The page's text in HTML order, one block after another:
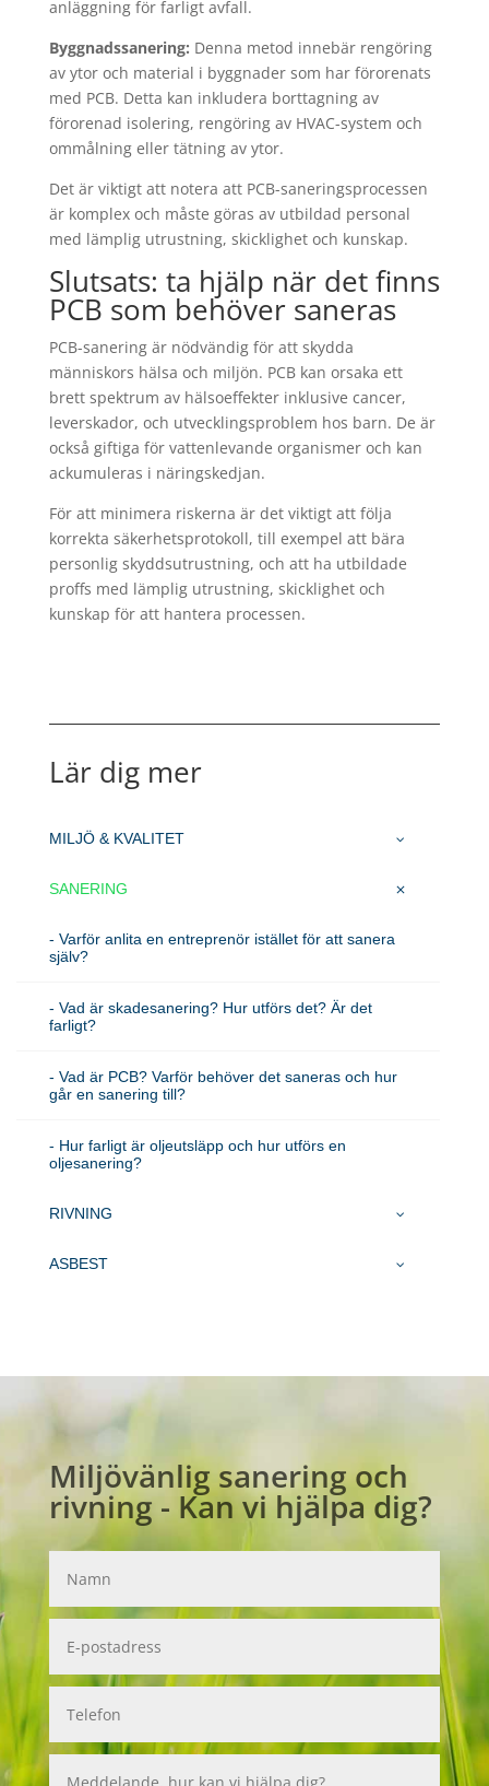
anläggning för farligt avfall.
Byggnadssanering: Denna metod innebär rengöring
av ytor och material i byggnader som har förorenats
med PCB. Detta kan inkludera borttagning av
förorenad isolering, rengöring av HVAC-system och
ommålning eller tätning av ytor.
Det är viktigt att notera att PCB-saneringsprocessen
är komplex och måste göras av utbildad personal
med lämplig utrustning, skicklighet och kunskap.
Slutsats: ta hjälp när det finns
PCB som behöver saneras
PCB-sanering är nödvändig för att skydda
människors hälsa och miljön. PCB kan orsaka ett
brett spektrum av hälsoeffekter inklusive cancer,
leverskador, och utvecklingsproblem hos barn. De är
också giftiga för vattenlevande organismer och kan
ackumuleras i näringskedjan.
För att minimera riskerna är det viktigt att följa
korrekta säkerhetsprotokoll, till exempel att bära
personlig skyddsutrustning, och att ha utbildade
proffs med lämplig utrustning, skicklighet och
kunskap för att hantera processen.
Lär dig mer
MILJÖ & KVALITET
SANERING
- Varför anlita en entreprenör istället för att sanera
själv?
- Vad är skadesanering? Hur utförs det? Är det
farligt?
- Vad är PCB? Varför behöver det saneras och hur
går en sanering till?
- Hur farligt är oljeutsläpp och hur utförs en
oljesanering?
RIVNING
ASBEST
Miljövänlig sanering och
rivning - Kan vi hjälpa dig?